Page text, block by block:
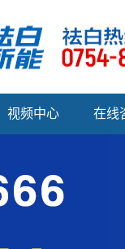
视频中心 在线